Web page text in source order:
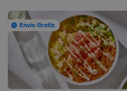
Envío Gratis